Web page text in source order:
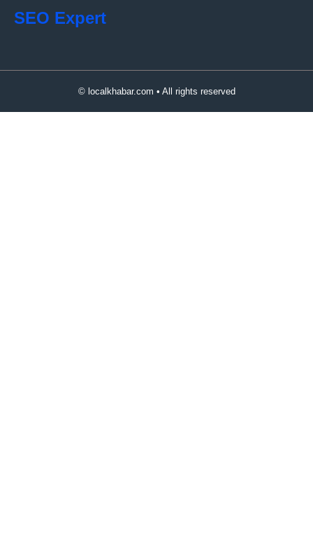
SEO Expert
© localkhabar.com • All rights reserved